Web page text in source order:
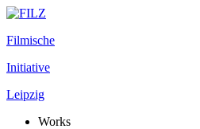
Filmische
Initiative
Leipzig
Works